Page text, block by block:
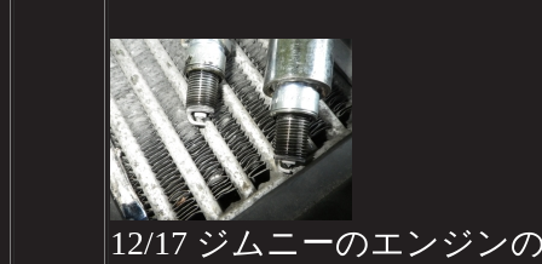
12/17 ジムニーのエンジン